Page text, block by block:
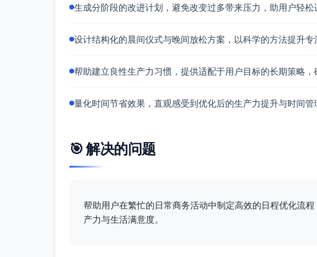
21:00 上床，固定就寝时间，确保恢复与跑步质量
收件箱与消息分流
使用VIP/规则（如Gmail+SaneBox/Superhuman）：
到每日两次Digest
会议与纪要
（Otter/Fireflies/Zoom AI），会后由助理清理行动项
将站会改为文档式异步更新为主，保留周一/周四15–30
动推送Slack摘要；周五自动生成周报PDF/Notion页
将销售/投资人跟进接入HubSpot/Close CRM序列，
生成分阶段的改进计划，避免改变过多带来压力，助用户轻松
设计结构化的晨间仪式与晚间放松方案，以科学的方法提升专
帮助建立良性生产力习惯，提供适配于用户目标的长期策略，
量化时间节省效果，直观感受到优化后的生产力提升与时间管
🎯 解决的问题
帮助用户在繁忙的日常商务活动中制定高效的日程优化流
产力与生活满意度。